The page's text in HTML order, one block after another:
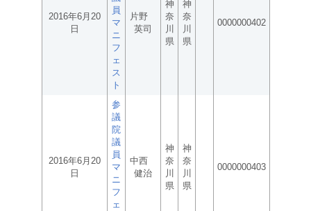
2016年6月20
日
員
マ
ニ
フ
ェ
ス
ト
片野
英司
神
奈
川
県
神
奈
川
県
0000000402
2016年6月20
日
参
議
院
議
員
マ
ニ
フ
ェ
中西
健治
神
奈
川
県
神
奈
川
県
0000000403